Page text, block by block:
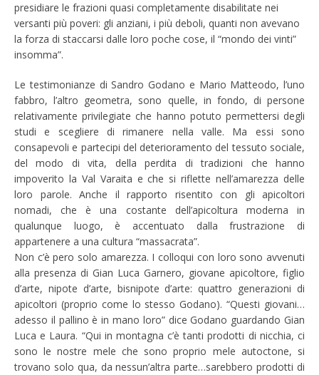
presidiare le frazioni quasi completamente disabilitate nei
versanti più poveri: gli anziani, i più deboli, quanti non avevano
la forza di staccarsi dalle loro poche cose, il “mondo dei vinti”
insomma”.
Le testimonianze diSandro Godano e Mario Matteodo, l’uno
fabbro, l’altro geometra, sono quelle, in fondo, di persone
relativamente privilegiate che hanno potuto permettersi degli
studi e scegliere di rimanere nella valle. Ma essi sono
consapevoli e partecipi del deterioramento del tessuto sociale,
del modo di vita, della perdita di tradizioni che hanno
impoverito la Val Varaita e che si riflette nell’amarezza delle
loro parole. Anche il rapporto risentito con gli apicoltori
nomadi, che è una costante dell’apicoltura moderna in
qualunque luogo, è accentuato dalla frustrazione di
appartenere a una cultura “massacrata”.
Non c’è pero solo amarezza. I colloqui con loro sono avvenuti
alla presenza di Gian Luca Garnero, giovane apicoltore, figlio
d’arte, nipote d’arte, bisnipote d’arte: quattro generazioni di
apicoltori (proprio come lo stesso Godano). “Questi giovani…
adesso il pallino è in mano loro” dice Godano guardando Gian
Luca e Laura. “Qui in montagna c’è tanti prodotti di nicchia, ci
sono le nostre mele che sono proprio mele autoctone, si
trovano solo qua, da nessun’altra parte…sarebbero prodotti di